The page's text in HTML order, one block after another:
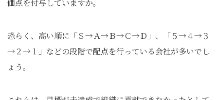
価点を付与していますか。
恐らく、高い順に「Ｓ→Ａ→Ｂ→Ｃ→Ｄ」、「５→４→３
→２→１」などの段階で配点を行っている会社が多いでし
ょう。